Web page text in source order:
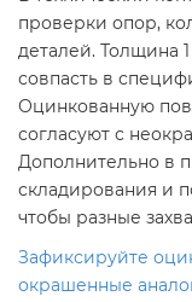
проверки опор,
деталей. Толщина
совпасть в
Оцинкованную
согласуют с
Дополнительно в
складирования и
чтобы разные
Зафиксируйте
окрашенные